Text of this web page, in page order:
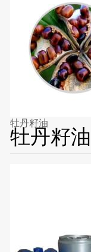
牡丹籽油
牡丹籽油